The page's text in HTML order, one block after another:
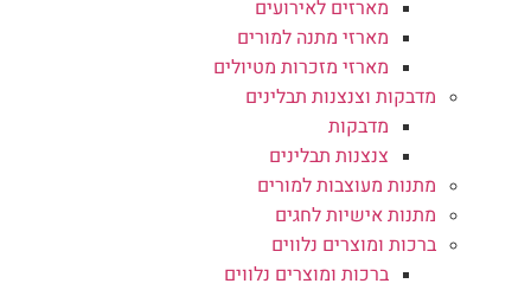
מארזים לאירועים
מארזי מתנה למורים
מארזי מזכרות מטיולים
מדבקות וצנצנות תבלינים
מדבקות
צנצנות תבלינים
מתנות מעוצבות למורים
מתנות אישיות לחגים
ברכות ומוצרים נלווים
ברכות ומוצרים נלווים